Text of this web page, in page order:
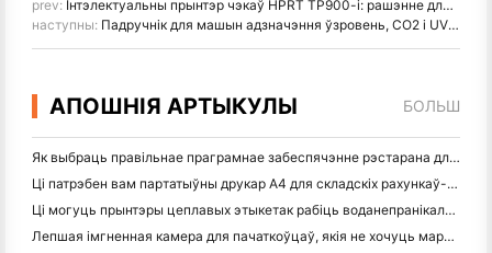
prev: Інтэлектуальны прынтэр чэкаў HPRT TP900-i: рашэнне для воблачнага і вэб-друку для рознічнага гандлю і грамадскага харчавання
наступны: Падручнік для машын адзначэння ўзровень, CO2 і UV лазера: тыпы, уласцівасці і праграмы
АПОШНІЯ АРТЫКУЛЫ БОЛЬШ
Як выбраць правільнае праграмнае забеспячэнне рэстарана для вашага маленькага або сярэдняга рэстарана
Ці патрэбен вам партатыўны друкар A4 для складскіх рахункаў-фактур? Што на самай справе працуе
Ці могуць прынтэры цеплавых этыкетак рабіць воданепранікальныя этыкеткі для прадуктаў малога бізнесу?
Лепшая імгненная камера для пачаткоўцаў, якія не хочуць марнаваць паперу